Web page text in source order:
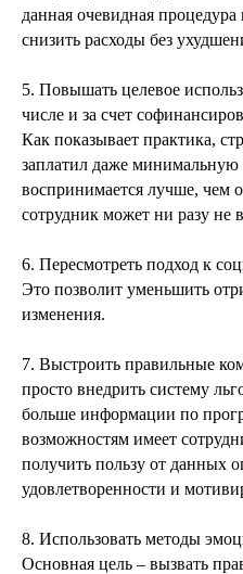
данная очевидная
снизить расходы без
5. Повышать целевое
числе и за счет
Как показывает практика,
заплатил даже минимальную
воспринимается лучше, чем
сотрудник может ни разу не
6. Пересмотреть подход к
Это позволит уменьшить
изменения.
7. Выстроить правильные
просто внедрить систему
больше информации по
возможностям имеет
получить пользу от данных
удовлетворенности и
8. Использовать методы
Основная цель – вызвать